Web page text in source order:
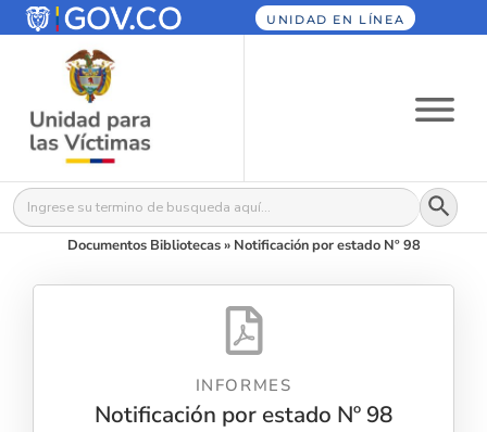
UNIDAD EN LÍNEA
Buscar: Botón
Documentos Bibliotecas» Notificación por estado Nº 98
INFORMES
Notificación por estado Nº 98